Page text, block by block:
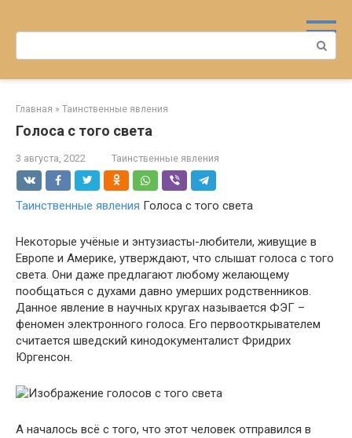
Поиск:
Главная » Таинственные явления
Голоса с того света
3 августа, 2022 Таинственные явления
Таинственные явления Голоса с того света
Некоторые учёные и энтузиасты-любители, живущие в
Европе и Америке, утверждают, что слышат голоса с того
света. Они даже предлагают любому желающему
пообщаться с духами давно умерших родственников.
Данное явление в научных кругах называется ФЭГ –
феномен электронного голоса. Его первооткрывателем
считается шведский кинодокументалист Фридрих
Юргенсон.
А началось всё с того, что этот человек отправился в